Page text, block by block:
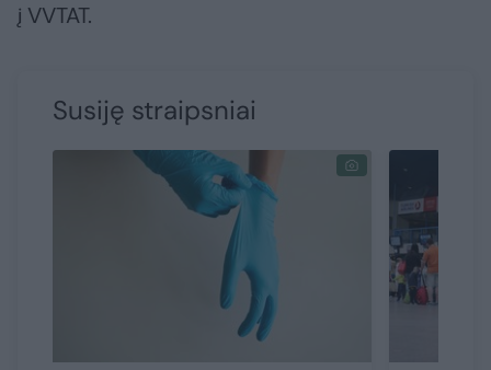
į VVTAT.
Susiję straipsniai